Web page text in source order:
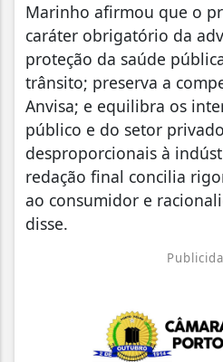
Marinho afirmou que o
caráter obrigatório da
proteção da saúde
trânsito; preserva a
Anvisa; e equilibra os
público e do setor
desproporcionais à
redação final concilia
ao consumidor e
disse.